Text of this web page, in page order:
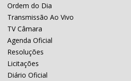
Ordem do Dia
Transmissão Ao Vivo
TV Câmara
Agenda Oficial
Resoluções
Licitações
Diário Oficial